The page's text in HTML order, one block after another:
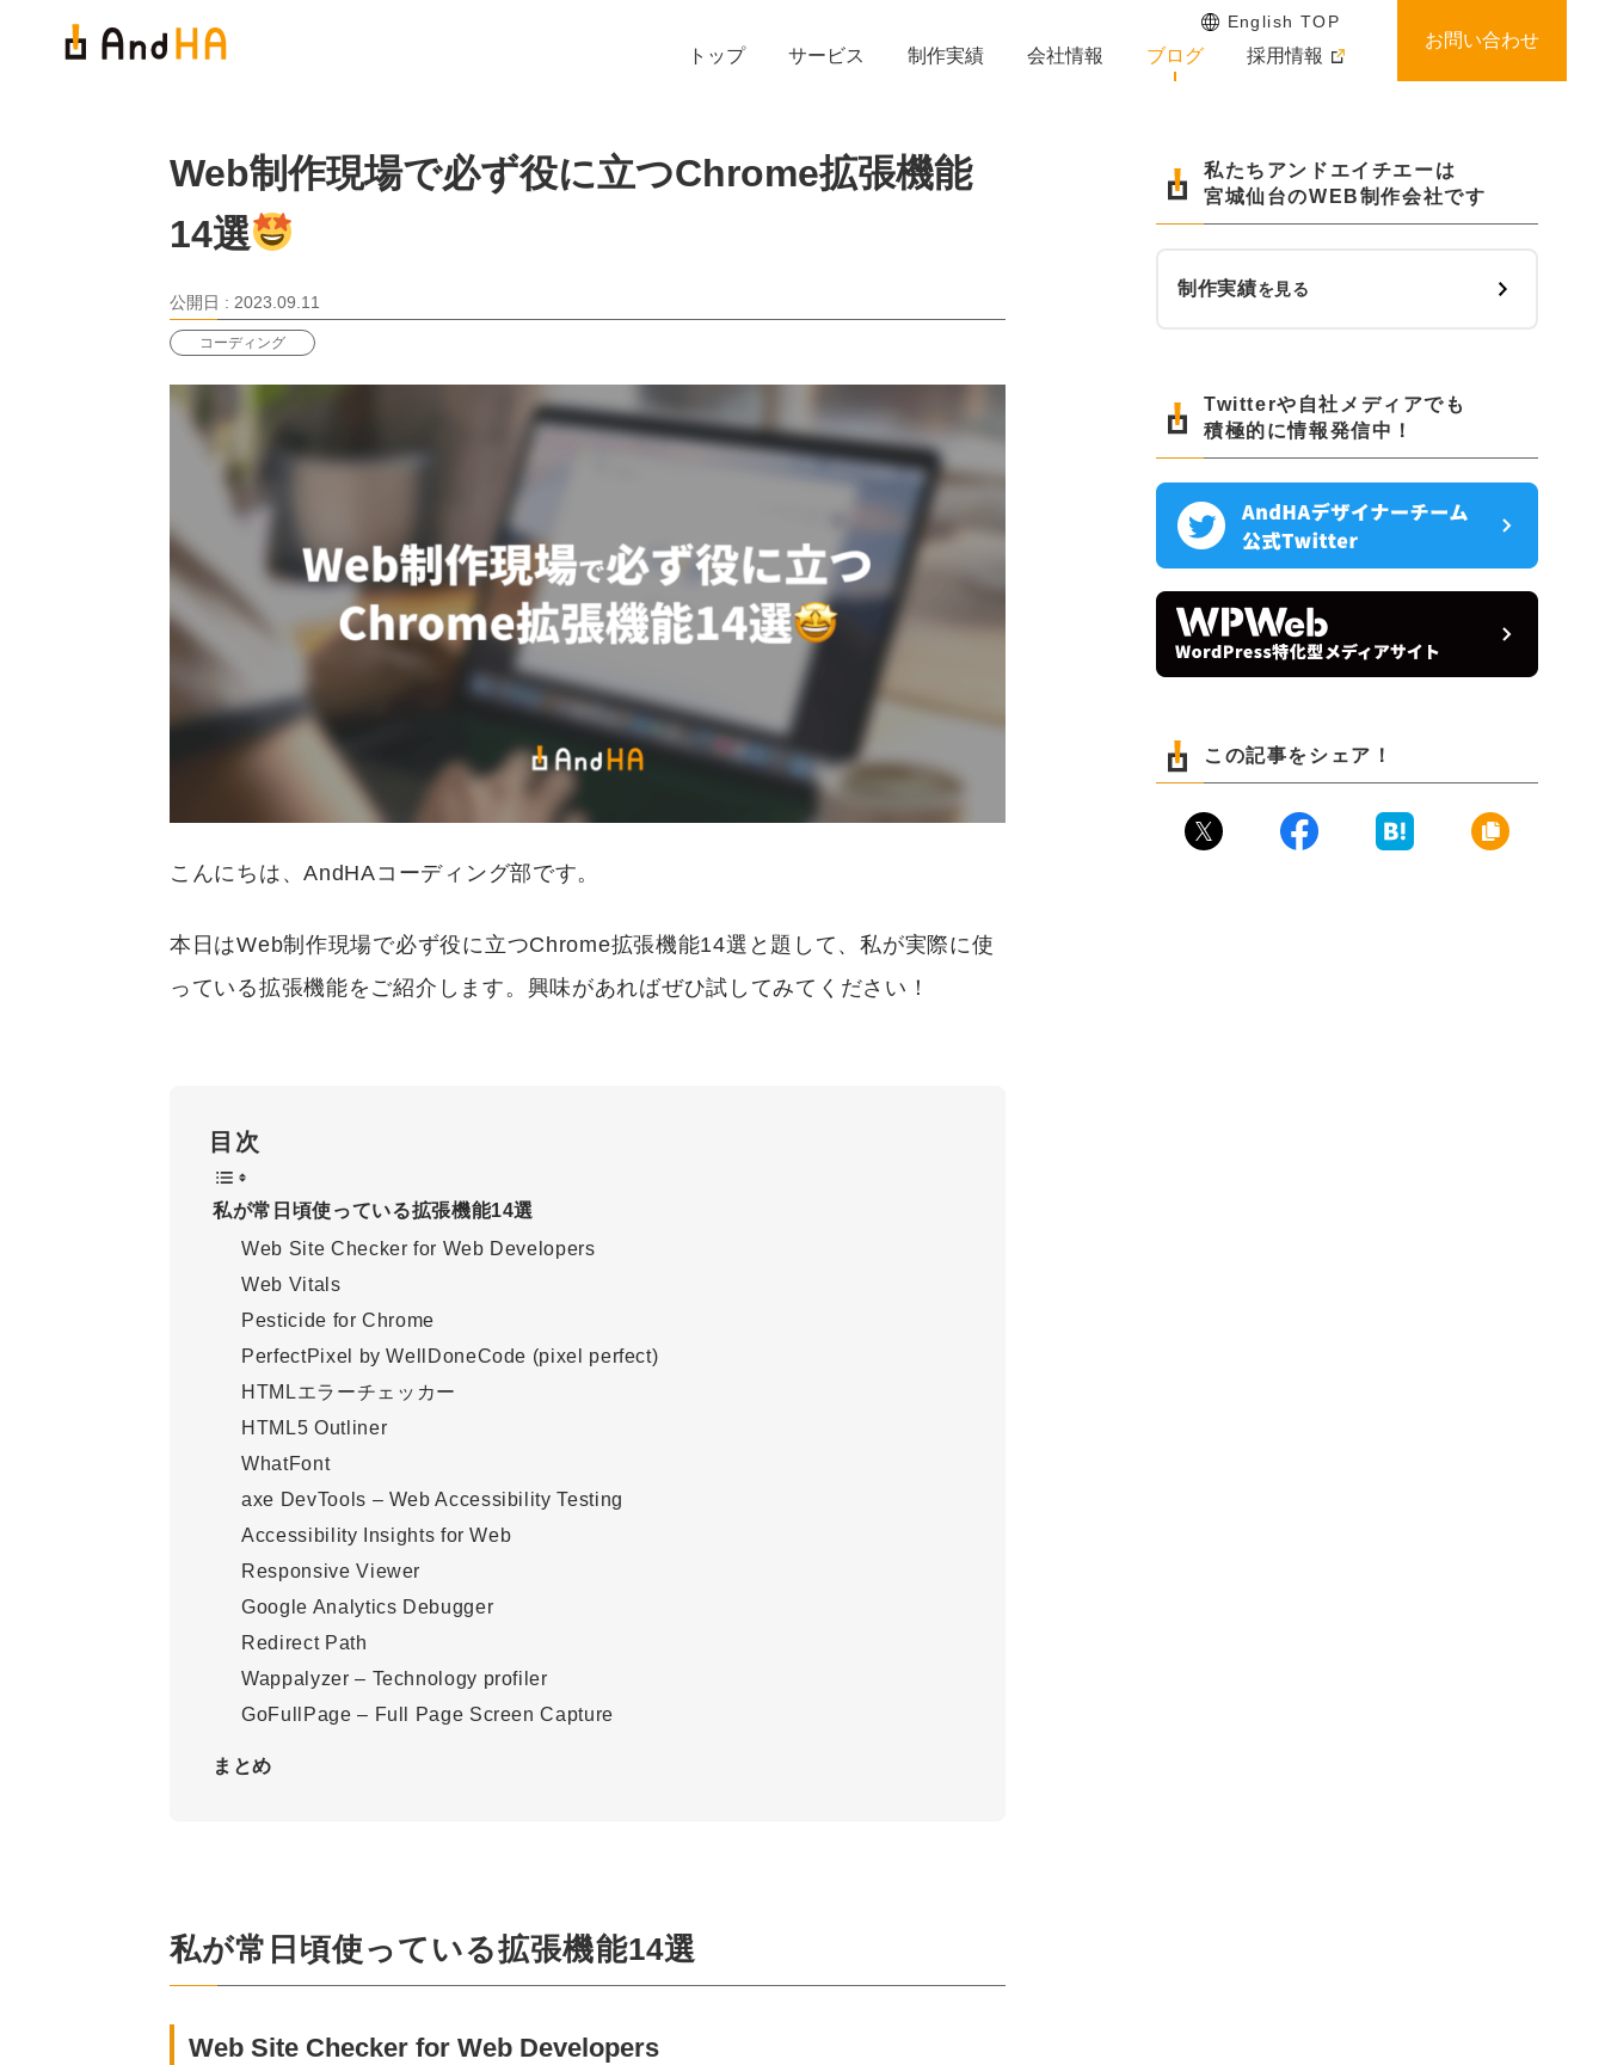
トップ サービス 制作実績 会社情報 ブログ 採用情報
お問い合わせ
English TOP
Web制作現場で必ず役に立つChrome拡張機能
14選
公開日 : 2023.09.11
コーディング
こんにちは、AndHAコーディング部です。
本日はWeb制作現場で必ず役に立つChrome拡張機能14選と題して、私が実際に使
っている拡張機能をご紹介します。興味があればぜひ試してみてください！
目次
私が常日頃使っている拡張機能14選
Web Site Checker for Web Developers
Web Vitals
Pesticide for Chrome
PerfectPixel by WellDoneCode (pixel perfect)
HTMLエラーチェッカー
HTML5 Outliner
WhatFont
axe DevTools – Web Accessibility Testing
Accessibility Insights for Web
Responsive Viewer
Google Analytics Debugger
Redirect Path
Wappalyzer – Technology profiler
GoFullPage – Full Page Screen Capture
まとめ
私が常日頃使っている拡張機能14選
Web Site Checker for Web Developers
私たちアンドエイチエーは
宮城仙台のWEB制作会社です
制作実績を見る
Twitterや自社メディアでも
積極的に情報発信中！
この記事をシェア！